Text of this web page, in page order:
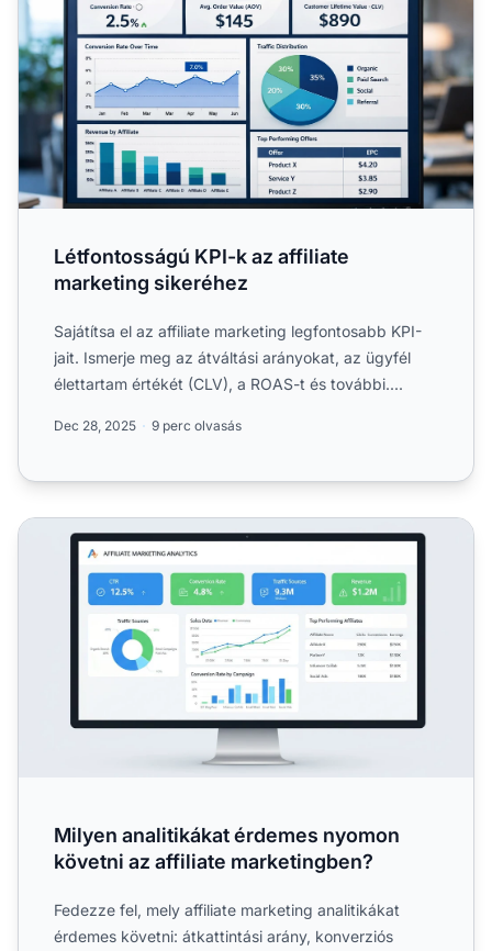
Létfontosságú KPI-k az affiliate
marketing sikeréhez
Sajátítsa el az affiliate marketing legfontosabb KPI-
jait. Ismerje meg az átváltási arányokat, az ügyfél
élettartam értékét (CLV), a ROAS-t és további....
Dec 28, 2025 9 perc olvasás
Milyen analitikákat érdemes nyomon követni az affiliate
Milyen analitikákat érdemes nyomon
követni az affiliate marketingben?
Fedezze fel, mely affiliate marketing analitikákat
érdemes követni: átkattintási arány, konverziós